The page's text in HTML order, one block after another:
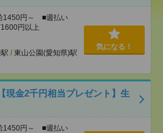
1450円～ ■週払い
円以上
/ 東山公園(愛知県)駅
気になる！
現金2千円相当プレゼント】生
1450円～ ■週払い